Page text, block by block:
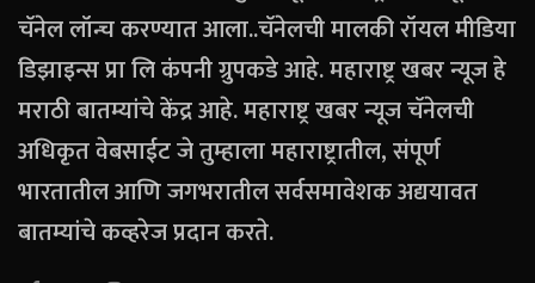
चॅनेल लॉन्च करण्यात आला..चॅनेलची मालकी रॉयल मीडिया
डिझाइन्स प्रा लि कंपनी ग्रुपकडे आहे. महाराष्ट्र खबर न्यूज हे
मराठी बातम्यांचे केंद्र आहे. महाराष्ट्र खबर न्यूज चॅनेलची
अधिकृत वेबसाईट जे तुम्हाला महाराष्ट्रातील, संपूर्ण
भारतातील आणि जगभरातील सर्वसमावेशक अद्ययावत
बातम्यांचे कव्हरेज प्रदान करते.